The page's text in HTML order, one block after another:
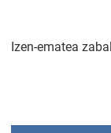
Izen-ematea